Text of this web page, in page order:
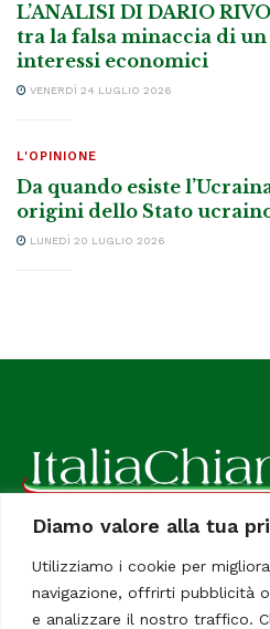
Diamo valore alla tua
Utilizziamo i cookie per
navigazione, offrirti pubblicità
e analizzare il nostro traffico.
L’ANALISI DI DARIO
tra la falsa minaccia di
interessi economici
VENERDÌ 24 LUGLIO 2026
L'OPINIONE
Da quando esiste
origini dello Stato
LUNEDÌ 20 LUGLIO 2026
ItaliaChiamaItalia, il TUO
Dedicato in particolare a tutti gli
Tutti i diritti sono riservati.